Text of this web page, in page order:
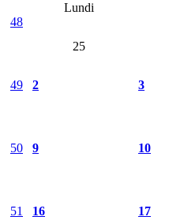
Lundi
48
25
49 2 3
50 9 10
51 16 17